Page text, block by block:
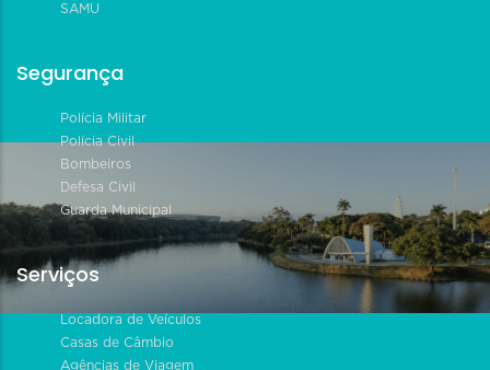
SAMU
Segurança
Polícia Militar
Polícia Civil
Bombeiros
Defesa Civil
Guarda Municipal
Serviços
Locadora de Veículos
Casas de Câmbio
Agências de Viagem